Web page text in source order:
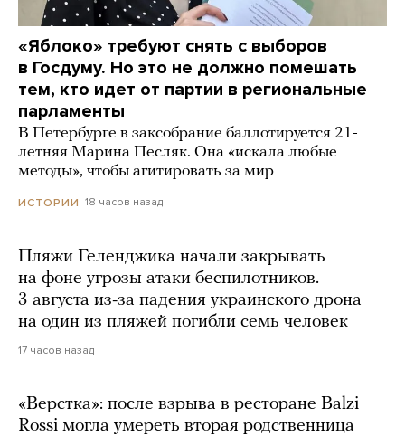
«Яблоко» требуют снять с выборов
в Госдуму. Но это не должно помешать
тем, кто идет от партии в региональные
парламенты
В Петербурге в заксобрание баллотируется 21-
летняя Марина Песляк. Она «искала любые
методы», чтобы агитировать за мир
ИСТОРИИ 18 часов назад
Пляжи Геленджика начали закрывать
на фоне угрозы атаки беспилотников.
3 августа из-за падения украинского дрона
на один из пляжей погибли семь человек
17 часов назад
«Верстка»: после взрыва в ресторане Balzi
Rossi могла умереть вторая родственница